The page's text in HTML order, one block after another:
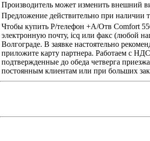
Производитель может изменить внешний
Предложение действительно при наличии
Чтобы купить Р/телефон +А/Отв Comfort
электронную почту, icq или факс (любой
Волгограде. В заявке настоятельно
приложите карту партнера. Работаем с
подтвержденные до обеда четверга
постоянным клиентам или при больших